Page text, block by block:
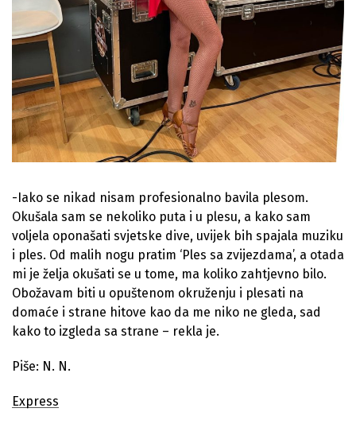
-Iako se nikad nisam profesionalno bavila plesom.
Okušala sam se nekoliko puta i u plesu, a kako sam
voljela oponašati svjetske dive, uvijek bih spajala muziku
i ples. Od malih nogu pratim ‘Ples sa zvijezdama’, a otada
mi je želja okušati se u tome, ma koliko zahtjevno bilo.
Obožavam biti u opuštenom okruženju i plesati na
domaće i strane hitove kao da me niko ne gleda, sad
kako to izgleda sa strane – rekla je.
Piše: N. N.
Express